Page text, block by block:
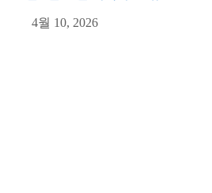
4월 10, 2026